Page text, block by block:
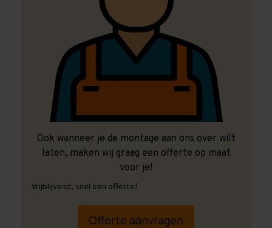
Ook wanneer je de montage aan ons over wilt
laten, maken wij graag een offerte op maat
voor je!
Vrijblijvend, snel een offerte!
Offerte aanvragen